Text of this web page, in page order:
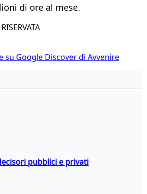
di ore al mese.
su Google Discover di Avvenire
pubblici e privati